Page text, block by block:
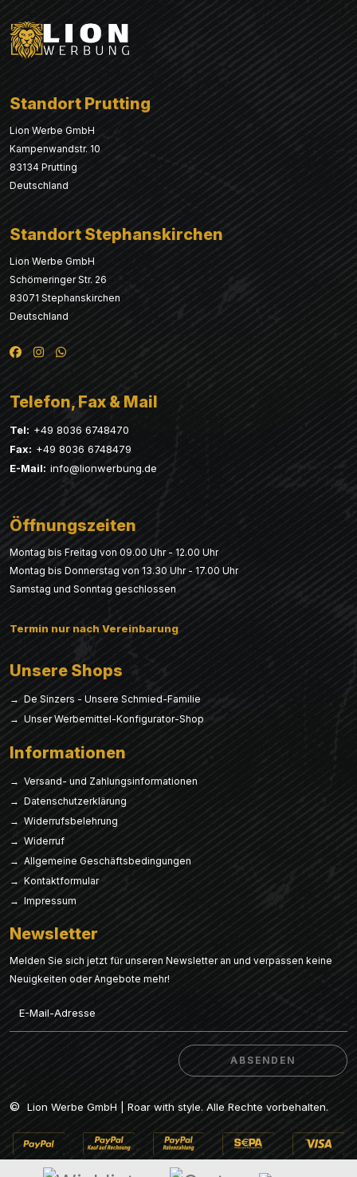
Standort Prutting
Lion Werbe GmbH
Kampenwandstr. 10
83134 Prutting
Deutschland
Standort Stephanskirchen
Lion Werbe GmbH
Schömeringer Str. 26
83071 Stephanskirchen
Deutschland
Telefon, Fax & Mail
Tel: +49 8036 6748470
Fax: +49 8036 6748479
E-Mail: info@lionwerbung.de
Öffnungszeiten
Montag bis Freitag von 09.00 Uhr - 12.00 Uhr
Montag bis Donnerstag von 13.30 Uhr - 17.00 Uhr
Samstag und Sonntag geschlossen
Termin nur nach Vereinbarung
Unsere Shops
→ De Sinzers - Unsere Schmied-Familie
→ Unser Werbemittel-Konfigurator-Shop
Informationen
→ Versand- und Zahlungsinformationen
→ Datenschutzerklärung
→ Widerrufsbelehrung
→ Widerruf
→ Allgemeine Geschäftsbedingungen
→ Kontaktformular
→ Impressum
Newsletter
Melden Sie sich jetzt für unseren Newsletter an und verpassen keine
Neuigkeiten oder Angebote mehr!
ABSENDEN
ABSENDEN
© Lion Werbe GmbH | Roar with style. Alle Rechte vorbehalten.